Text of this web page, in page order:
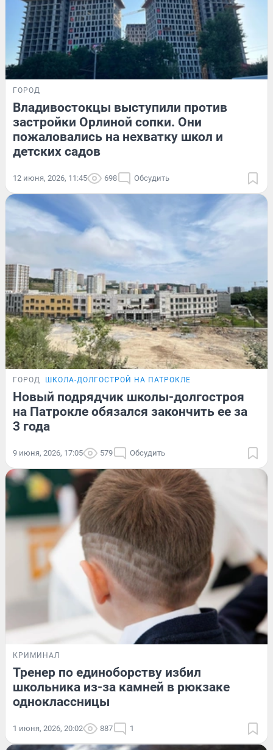
ГОРОД
Владивостокцы выступили против
застройки Орлиной сопки. Они
пожаловались на нехватку школ и
детских садов
12 июня, 2026, 11:45 698 Обсудить
ГОРОД ШКОЛА-ДОЛГОСТРОЙ НА ПАТРОКЛЕ
Новый подрядчик школы-долгостроя
на Патрокле обязался закончить ее за
3 года
9 июня, 2026, 17:05 579 Обсудить
КРИМИНАЛ
Тренер по единоборству избил
школьника из-за камней в рюкзаке
одноклассницы
1 июня, 2026, 20:02 887 1